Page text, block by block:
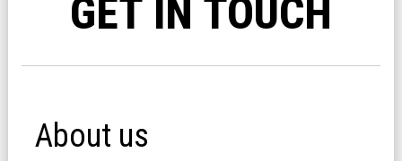
GET IN TOUCH
About us